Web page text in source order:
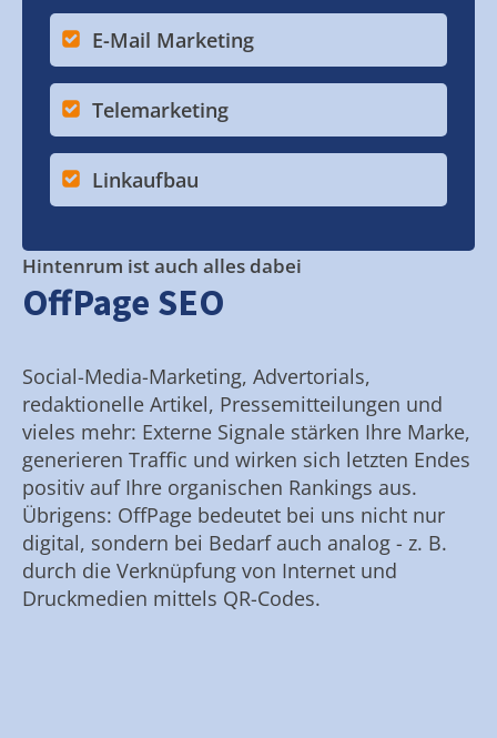
E-Mail Marketing
Telemarketing
Linkaufbau
Hintenrum ist auch alles dabei
OffPage SEO
Social-Media-Marketing, Advertorials,
redaktionelle Artikel, Pressemitteilungen und
vieles mehr: Externe Signale stärken Ihre Marke,
generieren Traffic und wirken sich letzten Endes
positiv auf Ihre organischen Rankings aus.
Übrigens: OffPage bedeutet bei uns nicht nur
digital, sondern bei Bedarf auch analog - z. B.
durch die Verknüpfung von Internet und
Druckmedien mittels QR-Codes.